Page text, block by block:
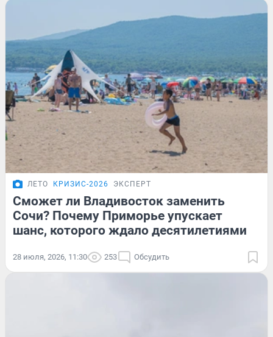
ЛЕТО КРИЗИС-2026 ЭКСПЕРТ
Сможет ли Владивосток заменить
Сочи? Почему Приморье упускает
шанс, которого ждало десятилетиями
28 июля, 2026, 11:30 253 Обсудить